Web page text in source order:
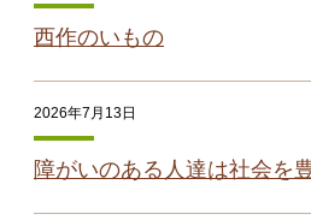
西作のいもの
2026年7月13日
障がいのある人達は社会を